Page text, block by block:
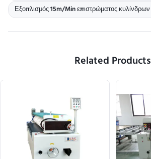
Εξοπλισμός 15m/Min επιστρώματος κυλίνδρων
Related Products